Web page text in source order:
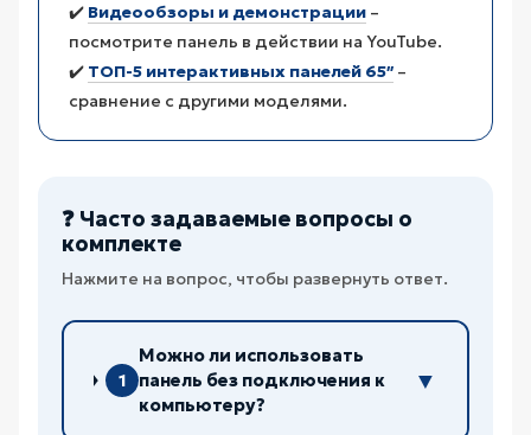
✔️ Видеообзоры и демонстрации –
посмотрите панель в действии на YouTube.
✔️ ТОП-5 интерактивных панелей 65″ –
сравнение с другими моделями.
❓ Часто задаваемые вопросы о
комплекте
Нажмите на вопрос, чтобы развернуть ответ.
1
Можно ли использовать
панель без подключения к
компьютеру?
▼